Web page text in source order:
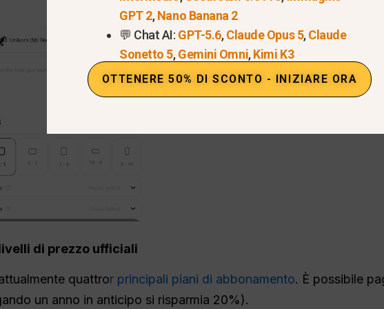
di prezzo ufficiali
quattror principali piani di abbonamento. È possibile
un anno in anticipo si risparmia 20%).
GPT 2,Nano Banana 2
💬 Chat AI: GPT-5.6,Claude Opus 5,Claude
Sonetto 5,Gemini Omni,Kimi K3
OTTENERE 50% DI SCONTO - INIZIARE ORA